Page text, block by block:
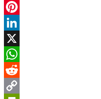
Email
Pinterest
LinkedIn
X
WhatsApp
Reddit